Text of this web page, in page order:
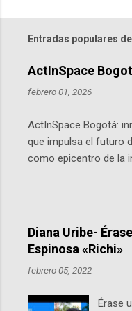
Entradas populares
ActInSpace
febrero 01, 2026
ActInSpace Bogotá:
que impulsa el futuro
como epicentro de la
hackathon global
Agencia Espacial
la vida cotidiana. Este
Planetario de Bogotá
Andes, reúne a
Colombia y líderes del
por qué importa en
Diana Uribe-
Espinosa «Richi»
febrero 05, 2022
Érase